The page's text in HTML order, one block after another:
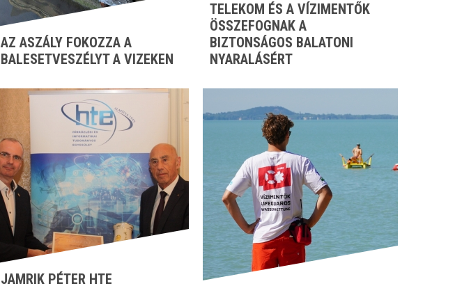
AZ ASZÁLY FOKOZZA A
BALESETVESZÉLYT A VIZEKEN
TELEKOM ÉS A VÍZIMENTŐK
ÖSSZEFOGNAK A
BIZTONSÁGOS BALATONI
NYARALÁSÉRT
JAMRIK PÉTER HTE